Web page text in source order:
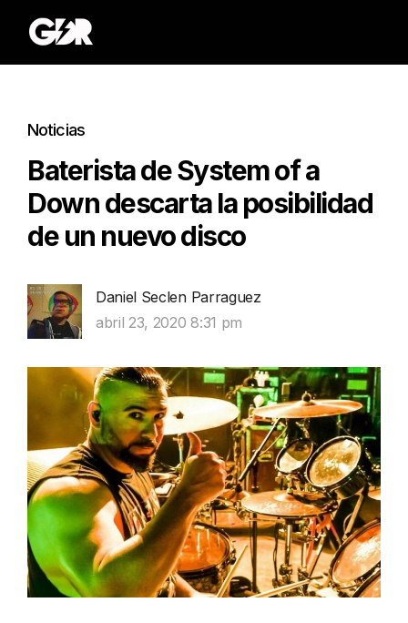
Noticias
Baterista de System of a
Down descarta la posibilidad
de un nuevo disco
Daniel Seclen Parraguez
abril 23, 2020 8:31 pm